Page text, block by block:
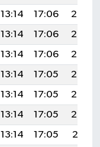
13:14 17:06
20:26
13:14 17:06
20:26
13:14 17:06
20:25
13:14 17:05
20:24
13:14 17:05
20:23
13:14 17:05
20:22
13:14 17:05
20:21